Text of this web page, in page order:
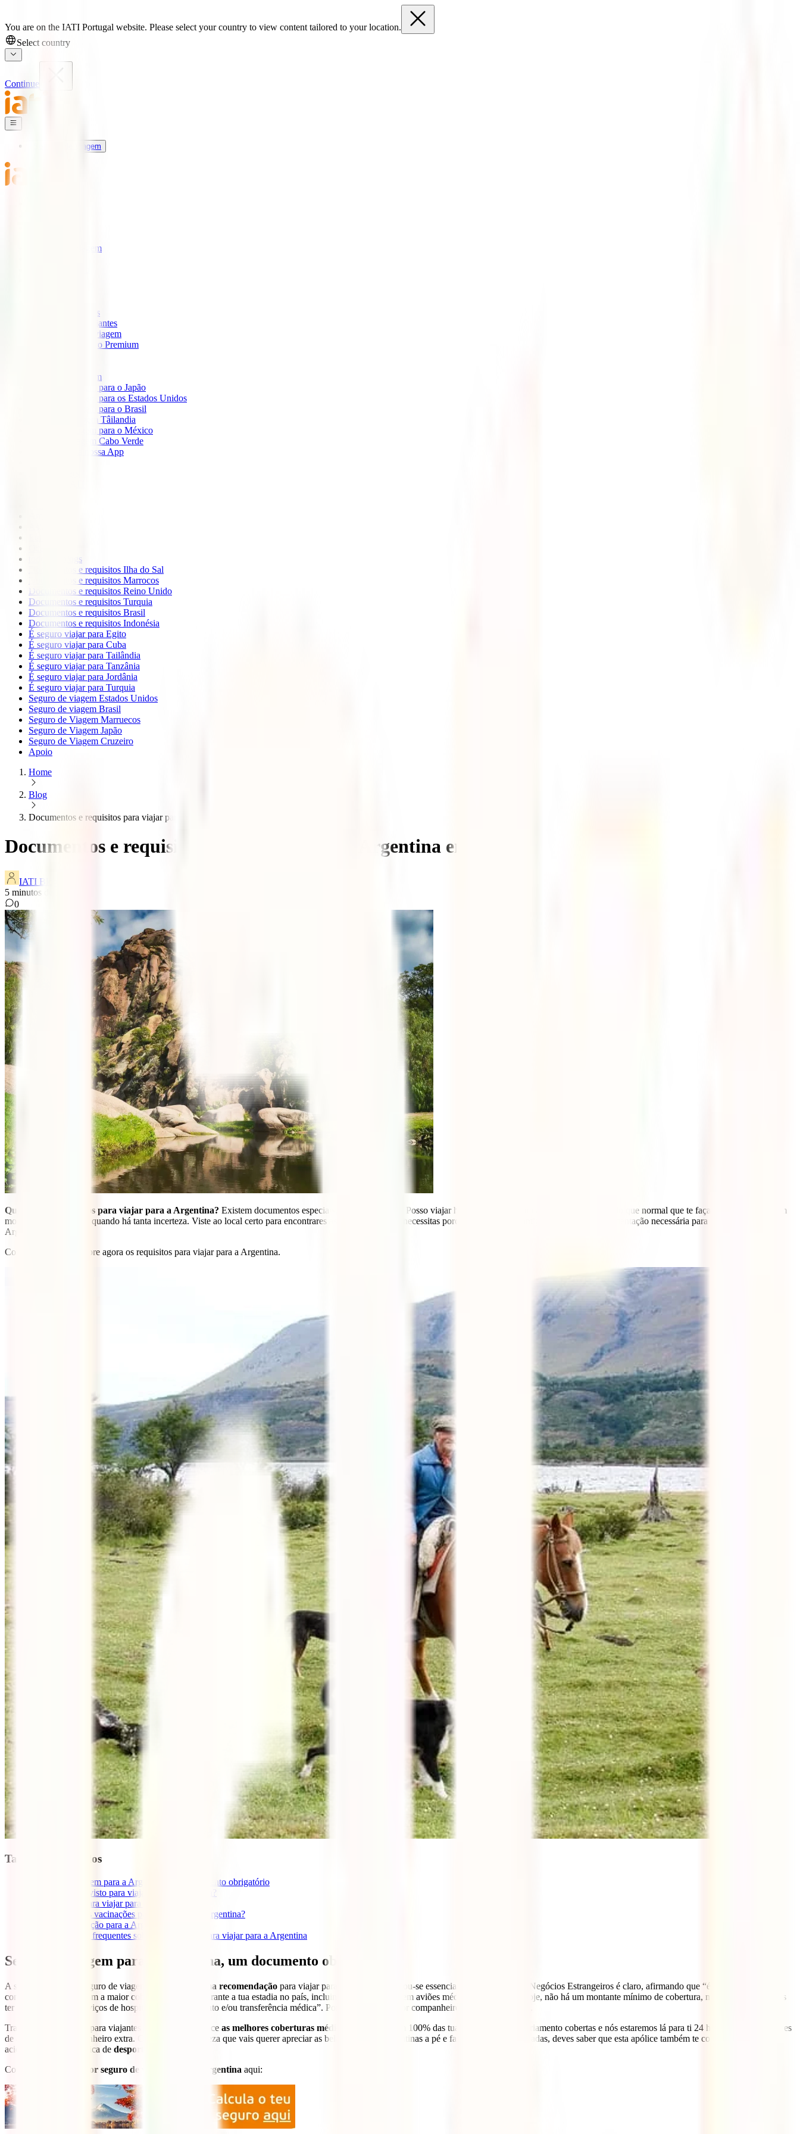
You are on the IATI Portugal website. Please select your country to view content tailored to your location.
Select country
Continue
Seguros de Viagem
Seguros de Viagem
IATI Escapadinhas
IATI Grandes Viajantes
IATI Anual Multiviagem
IATI Cancelamento Premium
Seguros de Viagem
Seguro de viagem para o Japão
Seguro de viagem para os Estados Unidos
Seguro de viagem para o Brasil
Seguro de Viagem Tâilandia
Seguro de viagem para o México
Seguro de viagem Cabo Verde
Descarregue a nossa App
todos os blogs
Documentos e requisitos Ilha do Sal
Documentos e requisitos Marrocos
Documentos e requisitos Reino Unido
Documentos e requisitos Turquia
Documentos e requisitos Brasil
Documentos e requisitos Indonésia
É seguro viajar para Egito
É seguro viajar para Cuba
É seguro viajar para Tailândia
É seguro viajar para Tanzânia
É seguro viajar para Jordânia
É seguro viajar para Turquia
Seguro de viagem Estados Unidos
Seguro de viagem Brasil
Seguro de Viagem Marruecos
Seguro de Viagem Japão
Seguro de Viagem Cruzeiro
Apoio
Home
Blog
Documentos e requisitos para viajar para a argentina
Documentos e requisitos para viajar para a Argentina em 2025
IATI Blog
5 minutos de leitura
0
Quais são os requisitos para viajar para a Argentina? Existem documentos especiais, tais como vistos? Posso viajar hoje de Portugal para a Argentina? É mais do que normal que te faças estas perguntas em
momentos como estes, quando há tanta incerteza. Viste ao local certo para encontrares as respostas de que necessitas porque vamos falar contigo sobre toda a documentação necessária para viajares para a
Argentina.
Continua a ler e descobre agora os requisitos para viajar para a Argentina.
Tabla de contenidos
Seguro de viagem para a Argentina, um documento obrigatório
Preciso de um visto para viajar para a Argentina?
Documentos para viajar para a Argentina
São necessárias vacinações para viajar para a Argentina?
Carta de condução para a Argentina
Perguntas mais frequentes sobre documentos para viajar para a Argentina
Seguro de viagem para a Argentina, um documento obrigatório
A subscrição de um seguro de viagem não é apenas uma recomendação para viajar para a Argentina, tornou-se essencial. O Ministério dos Negócios Estrangeiros é claro, afirmando que “é recomendado que
contrates um seguro com a maior cobertura possível durante a tua estadia no país, incluindo transferências em aviões médicos”. A partir de hoje, não há um montante mínimo de cobertura, mas afirma que deves
ter “cobertura para serviços de hospitalização, isolamento e/ou transferência médica”. Portanto, o teu melhor companheiro é
Trata-se de um seguro para viajantes
que oferece as melhores coberturas médicas.
Terás também 100% das tuas despesas de repatriamento cobertas e nós estaremos lá para ti 24 horas por dia sem teres
de adiantar nenhum dinheiro extra. Como temos a certeza que vais querer apreciar as belas paisagens argentinas a pé e fazer algumas caminhadas, deves saber que esta apólice também te cobrirá em caso de
acidente durante a prática de desportos de aventura
Contrata agora o
melhor seguro de viagem para a Argentina aqui: